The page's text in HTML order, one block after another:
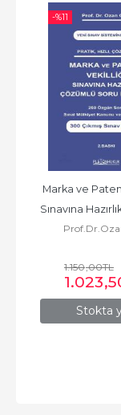
-%11
Stokta
Marka ve
Sınavına
Soru Bankası
1.150,00TL
1.023